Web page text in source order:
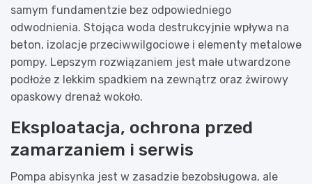
samym fundamentzie bez odpowiedniego
odwodnienia. Stojąca woda destrukcyjnie wpływa na
beton, izolacje przeciwwilgociowe i elementy metalowe
pompy. Lepszym rozwiązaniem jest małe utwardzone
podłoże z lekkim spadkiem na zewnątrz oraz żwirowy
opaskowy drenaż wokoło.
Eksploatacja, ochrona przed
zamarzaniem i serwis
Pompa abisynka jest w zasadzie bezobsługowa, ale